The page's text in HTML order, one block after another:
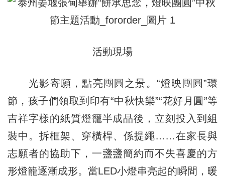
活動現場
光影寄願，點亮團圓之景。“燈映團圓”環
節，孩子們領取到印有“中秋快樂”“花好月圓”等
吉祥字樣的紙質燈籠半成品後，立刻投入到組
裝中。拆框架、穿橫桿、係提繩……在家長與
志願者的協助下，一盞盞簡約而不失喜慶的方
形燈籠逐漸成形。當LED小燈串亮起的瞬間，暖